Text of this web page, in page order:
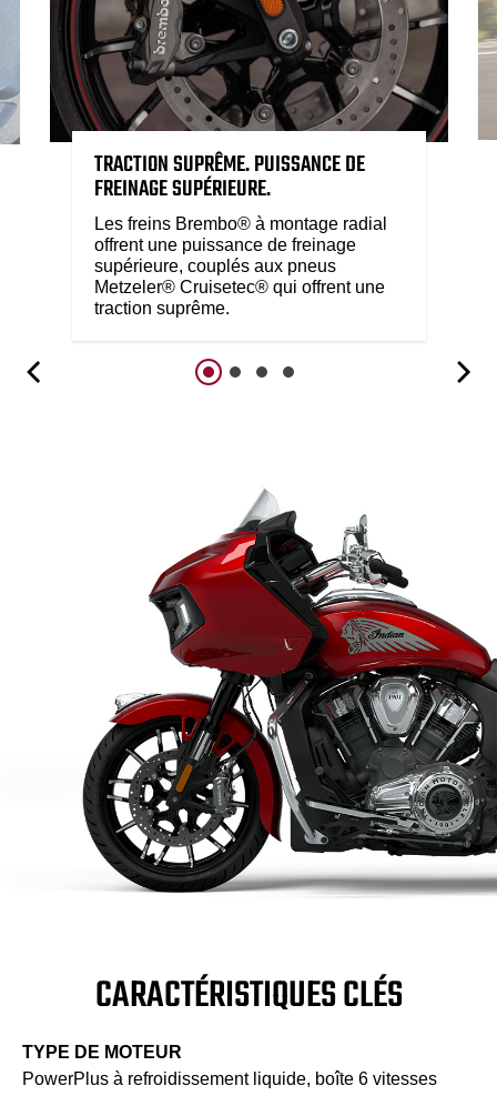
TRACTION SUPRÊME. PUISSANCE DE
FREINAGE SUPÉRIEURE.
Les freins Brembo® à montage radial
offrent une puissance de freinage
supérieure, couplés aux pneus
Metzeler® Cruisetec® qui offrent une
traction suprême.
CARACTÉRISTIQUES CLÉS
TYPE DE MOTEUR
PowerPlus à refroidissement liquide, boîte 6 vitesses